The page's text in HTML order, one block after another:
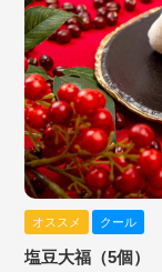
オススメ クール
塩豆大福（5個）